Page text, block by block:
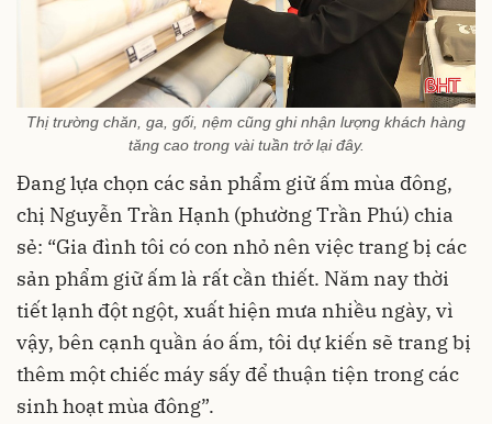
Thị trường chăn, ga, gối, nệm cũng ghi nhận lượng khách hàng
tăng cao trong vài tuần trở lại đây.
Đang lựa chọn các sản phẩm giữ ấm mùa đông,
chị Nguyễn Trần Hạnh (phường Trần Phú) chia
sẻ: “Gia đình tôi có con nhỏ nên việc trang bị các
sản phẩm giữ ấm là rất cần thiết. Năm nay thời
tiết lạnh đột ngột, xuất hiện mưa nhiều ngày, vì
vậy, bên cạnh quần áo ấm, tôi dự kiến sẽ trang bị
thêm một chiếc máy sấy để thuận tiện trong các
sinh hoạt mùa đông”.